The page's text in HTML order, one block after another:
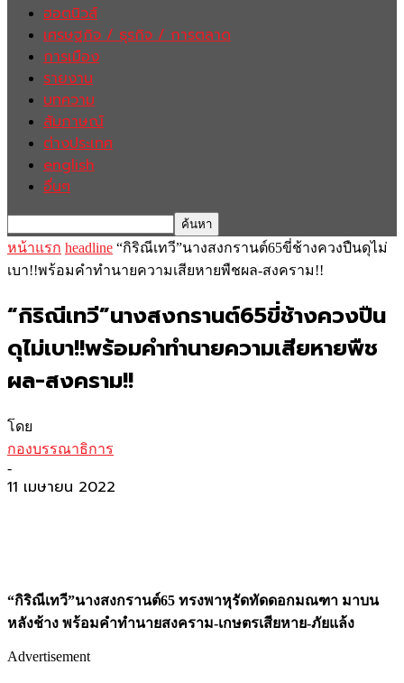
ฮอตนิวส์
เศรษฐกิจ / ธุรกิจ / การตลาด
การเมือง
รายงาน
บทความ
สัมภาษณ์
ต่างประเทศ
english
อื่นๆ
หน้าแรก headline “กิริณีเทวี”นางสงกรานต์65ขี่ช้างควงปืนดุไม่
เบา!!พร้อมคำทำนายความเสียหายพืชผล-สงคราม!!
“กิริณีเทวี”นางสงกรานต์65ขี่ช้างควงปืน
ดุไม่เบา!!พร้อมคำทำนายความเสียหายพืช
ผล-สงคราม!!
โดย
กองบรรณาธิการ
-
11 เมษายน 2022
“กิริณีเทวี”นางสงกรานต์65 ทรงพาหุรัดทัดดอกมณฑา มาบน
หลังช้าง พร้อมคำทำนายสงคราม-เกษตรเสียหาย-ภัยแล้ง
Advertisement